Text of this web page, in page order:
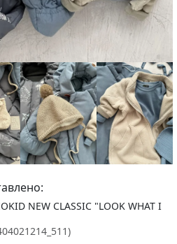
NEW CLASSIC "LOOK WHAT I
)